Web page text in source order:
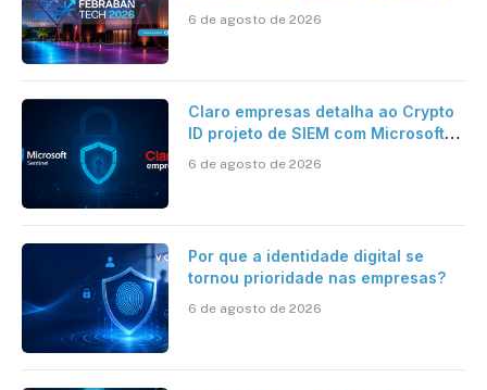
desafios da tecnologia bancária
6 de agosto de 2026
Claro empresas detalha ao Crypto
ID projeto de SIEM com Microsoft
Sentinel, IA e resposta
automatizada
6 de agosto de 2026
Por que a identidade digital se
tornou prioridade nas empresas?
6 de agosto de 2026